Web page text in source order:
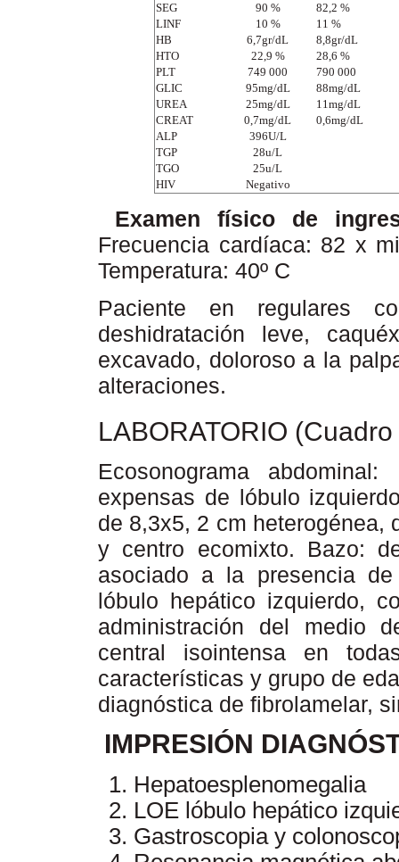
SEG
90 %
82,2 %
LINF
10 %
11 %
HB
6,7gr/dL
8,8gr/dL
HTO
22,9 %
28,6 %
PLT
749 000
790 000
GLIC
95mg/dL
88mg/dL
UREA
25mg/dL
11mg/dL
CREAT
0,7mg/dL
0,6mg/dL
ALP
396U/L
TGP
28u/L
TGO
25u/L
HIV
Negativo
Examen físico de
Frecuencia cardíaca: 82 x
Temperatura: 40º C
Paciente en regulares
deshidratación leve,
excavado, doloroso a la
alteraciones.
LABORATORIO (Cuadro
Ecosonograma
expensas de lóbulo
de 8,3x5, 2 cm heterogénea,
y centro ecomixto. Bazo:
asociado a la presencia
lóbulo hepático izquierdo,
administración del medio
central isointensa en
características y grupo de
diagnóstica de fibrolamelar,
IMPRESIÓN
Hepatoesplenomegalia
LOE lóbulo hepático
Gastroscopia y